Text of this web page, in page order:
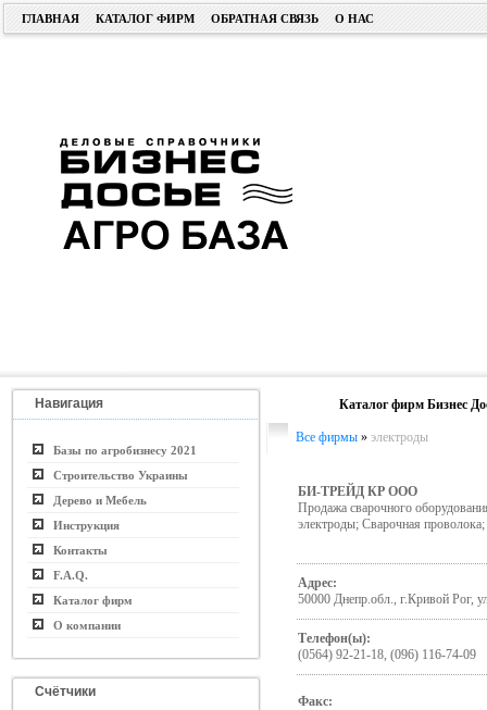
ГЛАВНАЯ КАТАЛОГ ФИРМ ОБРАТНАЯ СВЯЗЬ О НАС
Навигация
Базы по агробизнесу 2021
Строительство Украины
Дерево и Мебель
Инструкция
Контакты
F.A.Q.
Каталог фирм
О компании
Счётчики
Каталог фирм Бизнес
Все фирмы » электроды
БИ-ТРЕЙД КР ООО
Продажа сварочного
электроды; Сварочная
Адрес:
50000 Днепр.обл., г.Кривой Рог,
Телефон(ы):
(0564) 92-21-18, (096) 116-74-09
Факс: